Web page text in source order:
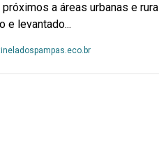
a áreas urbanas e
e levantado...
Leia